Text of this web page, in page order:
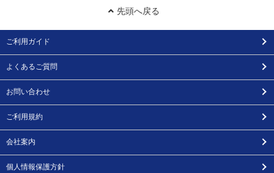
先頭へ戻る
ご利用ガイド
よくあるご質問
お問い合わせ
ご利用規約
会社案内
個人情報保護方針